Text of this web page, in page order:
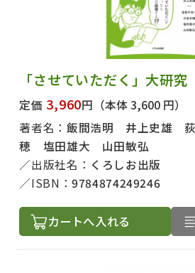
「させていただく」大研究
定価 3,960円 （本体 3,600 円）
著者名： 飯間浩明 井上史雄
穂 塩田雄大 山田敏弘
出版社名： くろしお出版
ISBN：9784874249246
カートへ入れる